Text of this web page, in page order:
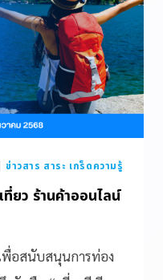
ข่าวสาร สาระ เกร็ดความรู้
ยว ร้านค้าออนไลน์
พื่อสนับสนุนการท่อง